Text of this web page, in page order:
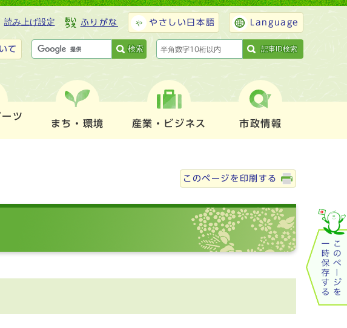
読み上げ設定 ふりがな やさしい日本語 Language
て 検索 記事ID検索
ツ
まち・環境 産業・ビジネス 市政情報
このページを印刷する